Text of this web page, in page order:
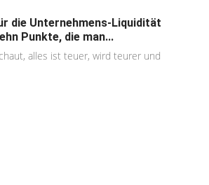
die Unternehmens-Liquidität
Punkte, die man...
alles ist teuer, wird teurer und